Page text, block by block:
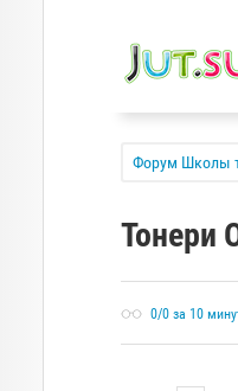
Форум Школы
Тонери
0/0 за 10